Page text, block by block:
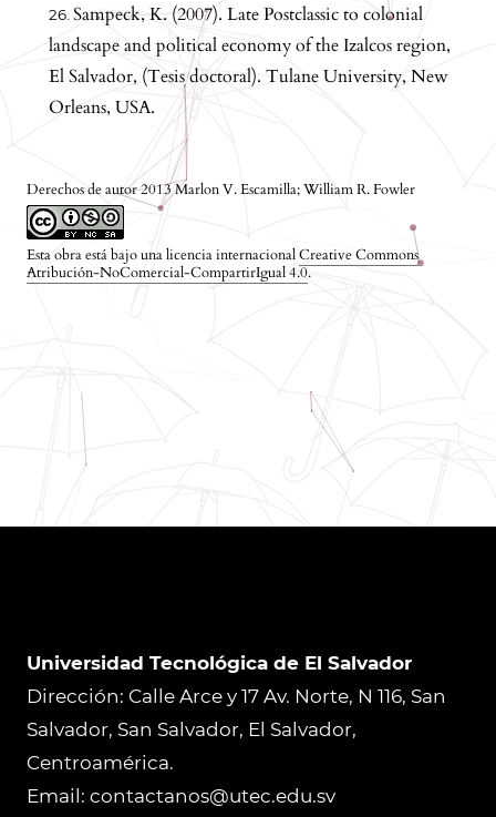
Derechos de autor 2013 Marlon V. Escamilla; William R. Fowler
Esta obra está bajo una licencia internacionalCreative Commons
Atribución-NoComercial-CompartirIgual 4.0.
Sampeck, K. (2007). Late Postclassic to colonial
landscape and political economy of the Izalcos region,
El Salvador, (Tesis doctoral). Tulane University, New
Orleans, USA.
Universidad Tecnológica de El Salvador
Dirección: Calle Arce y 17 Av. Norte, N 116, San
Salvador, San Salvador, El Salvador,
Centroamérica.
Email: contactanos@utec.edu.sv